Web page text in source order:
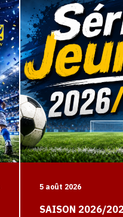
5 août 2026
SAISON 2026/